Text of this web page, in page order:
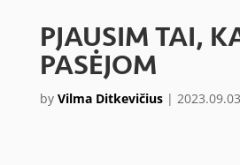
PJAUSIM TAI,
PASĖJOM
by Vilma Ditkevičius| 2023.09.03